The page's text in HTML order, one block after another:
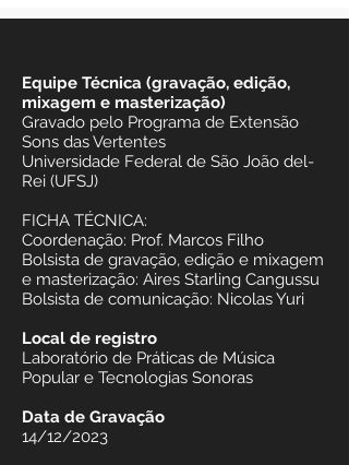
Equipe Técnica (gravação, edição,
mixagem e masterização)
Gravado pelo Programa de Extensão
Sons das Vertentes
Universidade Federal de São João del-
Rei (UFSJ)
FICHA TÉCNICA:
Coordenação: Prof. Marcos Filho
Bolsista de gravação, edição e mixagem
e masterização: Aires Starling Cangussu
Bolsista de comunicação: Nicolas Yuri
Local de registro
Laboratório de Práticas de Música
Popular e Tecnologias Sonoras
Data de Gravação
14/12/2023